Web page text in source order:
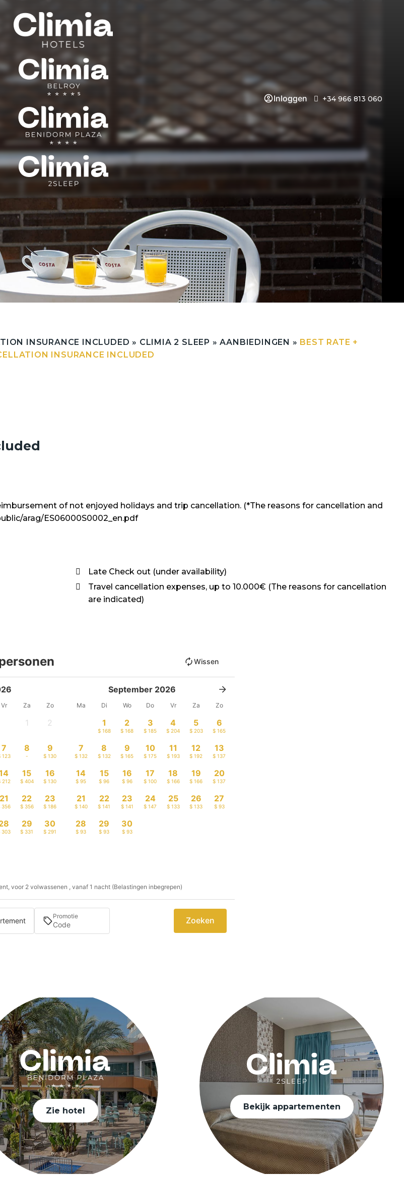
Inloggen +34 966 813 060
INSURANCE INCLUDED » CLIMIA 2 SLEEP »AANBIEDINGEN » BEST RATE +
INSURANCE INCLUDED
of not enjoyed holidays and trip cancellation. (*The reasons for cancellation and
arag/ES06000S0002_en.pdf
Late Check out (under availability)
Travel cancellation expenses, up to 10.000€ (The reasons for cancellation
are indicated)
Wissen
Vr Za Zo
1 2
7
123
8
-
9
$ 130
212
15
$ 404
16
$ 130
21
356
22
$ 356
23
$ 186
303
29
$ 331
30
$ 291
September 2026
Ma Di Wo Do Vr Za Zo
1
$ 168
2
$ 168
3
$ 185
4
$ 204
5
$ 203
6
$ 165
7
$ 132
8
$ 132
9
$ 165
10
$ 175
11
$ 193
12
$ 192
13
$ 137
14
$ 95
15
$ 96
16
$ 96
17
$ 100
18
$ 166
19
$ 166
20
$ 137
21
$ 140
22
$ 141
23
$ 141
24
$ 147
25
$ 133
26
$ 133
27
$ 93
28
$ 93
29
$ 93
30
$ 93
voor 2 volwassenen , vanaf 1 nacht (Belastingen inbegrepen)
Promotie Zoeken
Zie hotel Bekijk appartementen